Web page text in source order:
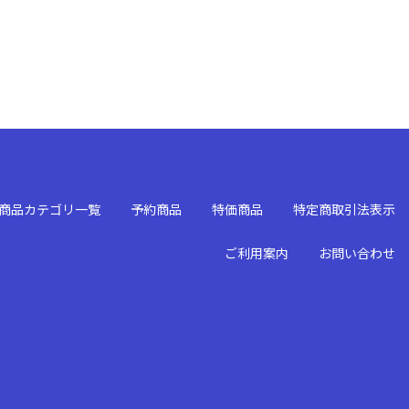
商品カテゴリ一覧 予約商品 特価商品 特定商取引法表示
ご利用案内 お問い合わせ